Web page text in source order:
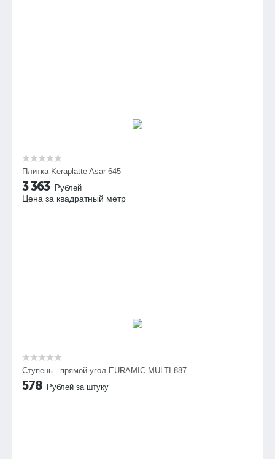
Плитка Keraplatte Asar 645
3 363 Рублей
Цена за квадратный метр
Ступень - прямой угол EURAMIC MULTI 887
578 Рублей за штуку